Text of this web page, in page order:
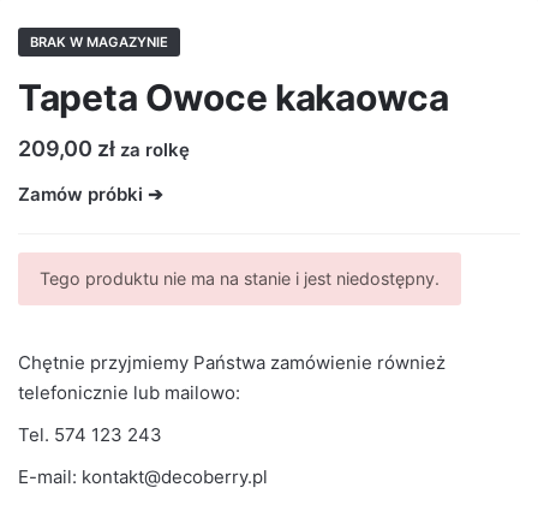
BRAK W MAGAZYNIE
Tapeta Owoce kakaowca
209,00 zł za rolkę
Zamów próbki ➔
Tego produktu nie ma na stanie i jest niedostępny.
Chętnie przyjmiemy Państwa zamówienie również
telefonicznie lub mailowo:
Tel. 574 123 243
E-mail: kontakt@decoberry.pl